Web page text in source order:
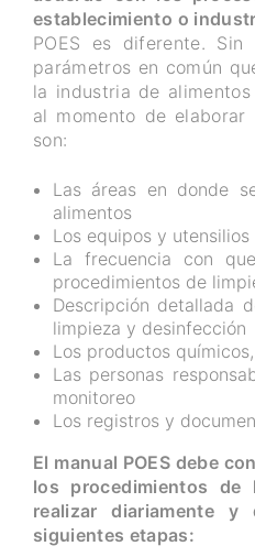
establecimiento o
POES es diferente. Sin
parámetros en común
la industria de
al momento de elaborar
son:
Las áreas en donde
alimentos
Los equipos y utensilios
La frecuencia con
procedimientos de
Descripción detallada
limpieza y desinfección
Los productos
Las personas
monitoreo
Los registros y
El manual POES debe
los procedimientos de
realizar diariamente y
siguientes etapas: